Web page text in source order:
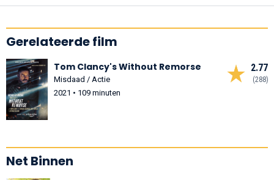
Gerelateerde film
2.77
(288)
Tom Clancy's Without Remorse
Misdaad / Actie
2021 • 109 minuten
Net Binnen